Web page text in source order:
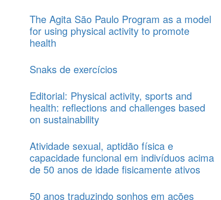
The Agita São Paulo Program as a model
for using physical activity to promote
health
Snaks de exercícios
Editorial: Physical activity, sports and
health: reflections and challenges based
on sustainability
Atividade sexual, aptidão física e
capacidade funcional em indivíduos acima
de 50 anos de idade fisicamente ativos
50 anos traduzindo sonhos em ações